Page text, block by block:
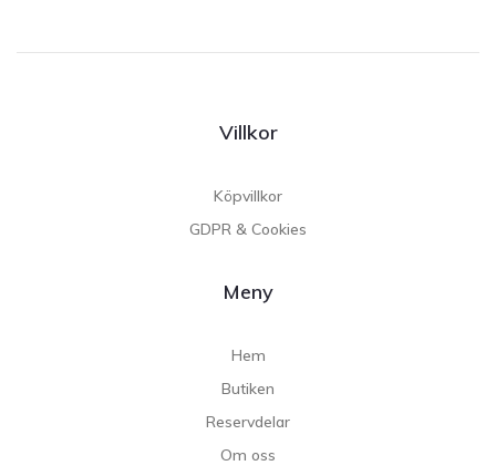
Villkor
Köpvillkor
GDPR & Cookies
Meny
Hem
Butiken
Reservdelar
Om oss